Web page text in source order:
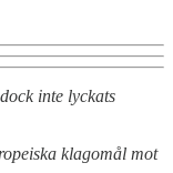
inte lyckats
klagomål mot